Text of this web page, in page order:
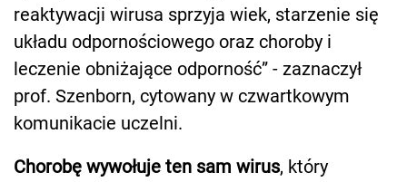
reaktywacji wirusa sprzyja wiek, starzenie się
układu odpornościowego oraz choroby i
leczenie obniżające odporność” - zaznaczył
prof. Szenborn, cytowany w czwartkowym
komunikacie uczelni.
Chorobę wywołuje ten sam wirus, który